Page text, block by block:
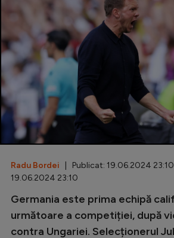
Cupa României
Echipa Națională
U21
Fotbal feminin
Special
Diverse
Inedit
Clasamente
Champions League
Radu Bordei | Publicat: 19.06.2024
19.06.2024 23:10
Germania este prima echipă
următoare a competiției, după
contra Ungariei. Selecționerul